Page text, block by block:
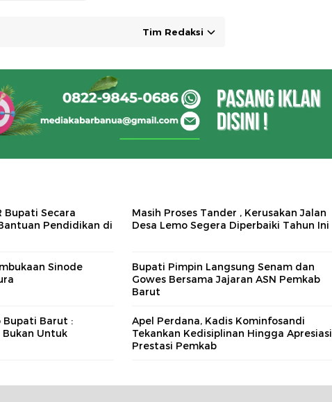
Tim Redaksi
Bupati Secara
Pendidikan di
Masih Proses Tander , Kerusakan Jalan
Desa Lemo Segera Diperbaiki Tahun Ini
Sinode
Bupati Pimpin Langsung Senam dan
Gowes Bersama Jajaran ASN Pemkab
Barut
Bupati Barut :
Bukan Untuk
Apel Perdana, Kadis Kominfosandi
Tekankan Kedisiplinan Hingga Apresiasi
Prestasi Pemkab